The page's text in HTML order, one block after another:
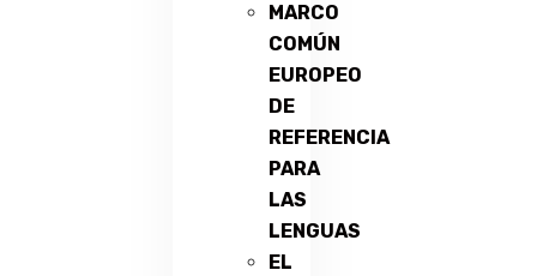
MARCO
COMÚN
EUROPEO
DE
REFERENCIA
PARA
LAS
LENGUAS
EL